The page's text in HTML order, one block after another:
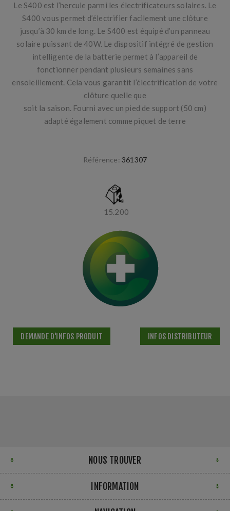
Le S400 est l’hercule parmi les électrificateurs solaires. Le
S400 vous permet d’électrifier facilement une clôture
jusqu’à 30 km de long. Le S400 est équipé d’un panneau
solaire puissant de 40W. Le dispositif intégré de gestion
intelligente de la batterie permet à l’appareil de
fonctionner pendant plusieurs semaines sans
ensoleillement. Cela vous garantit l’électrification de votre
clôture quelle que
soit la saison. Fourni avec un pied de support (50 cm)
adapté également comme piquet de terre
Référence: 361307
15.200
DEMANDE D'INFOS PRODUIT INFOS DISTRIBUTEUR
NOUS TROUVER
INFORMATION